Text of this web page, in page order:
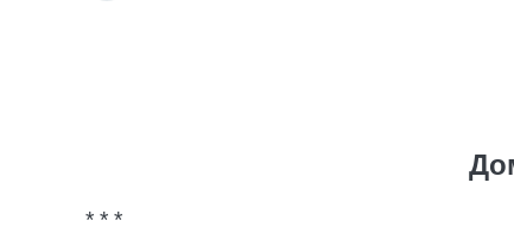
* * *